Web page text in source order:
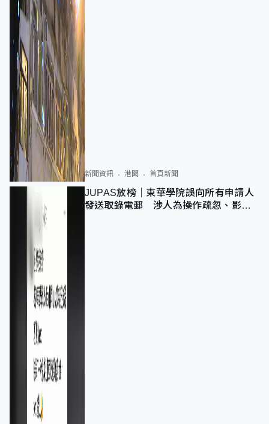
新聞資訊 港聞 首頁新聞
JUPAS放榜｜東華學院誤向所有申請人
發送取錄電郵 涉人為操作疏忽、影響